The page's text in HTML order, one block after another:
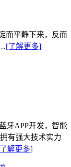
而平静下来，反而
[了解更多]
牙APP开发，智能
解更多]